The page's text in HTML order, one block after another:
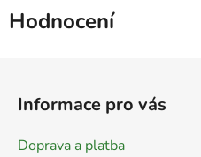
Hodnocení
Informace pro vás
Doprava a platba